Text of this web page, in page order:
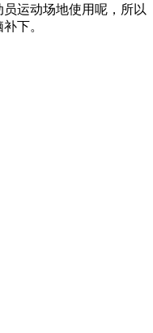
运动场地使用呢，所以
下。